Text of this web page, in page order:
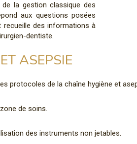
la gestion classique des
aux questions posées
recueille des informations à
dentiste.
ASEPSIE
protocoles de la chaîne hygiène et
de soins.
des instruments non jetables.